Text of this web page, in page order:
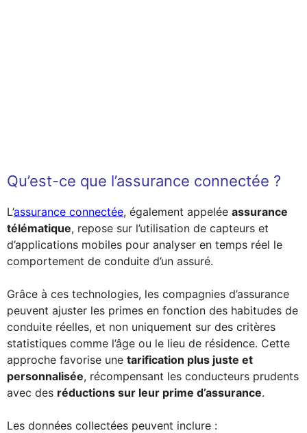
Qu’est-ce que l’assurance connectée ?
L’assurance connectée, également appelée assurance
télématique, repose sur l’utilisation de capteurs et
d’applications mobiles pour analyser en temps réel le
comportement de conduite d’un assuré.
Grâce à ces technologies, les compagnies d’assurance
peuvent ajuster les primes en fonction des habitudes de
conduite réelles, et non uniquement sur des critères
statistiques comme l’âge ou le lieu de résidence. Cette
approche favorise une tarification plus juste et
personnalisée, récompensant les conducteurs prudents
avec des réductions sur leur prime d’assurance.
Les données collectées peuvent inclure :